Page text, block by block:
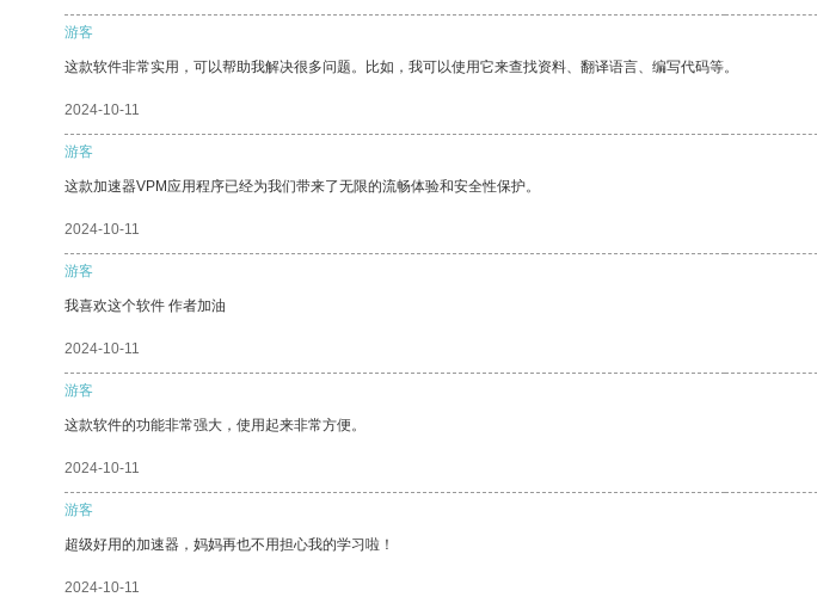
游客
这款软件非常实用，可以帮助我解决很多问题。比如，我可以使用它来查找资料、翻译语言、编写代码等。
2024-10-11
游客
这款加速器VPM应用程序已经为我们带来了无限的流畅体验和安全性保护。
2024-10-11
游客
我喜欢这个软件 作者加油
2024-10-11
游客
这款软件的功能非常强大，使用起来非常方便。
2024-10-11
游客
超级好用的加速器，妈妈再也不用担心我的学习啦！
2024-10-11